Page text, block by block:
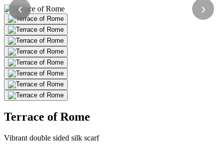
‹ ›
Terrace of Rome
Vibrant double sided silk scarf